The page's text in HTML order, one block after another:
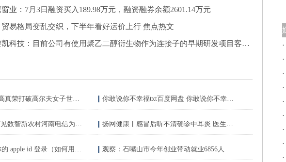
业：7月3日融资买入189.98万元，融资融券余额2601.14万元
易格局变乱交织，下半年看好运价上行 焦点热文
技：目前公司有使用聚乙二醇衍生物作为连接子的早期研发项目客户 产生收入较少
159周！韩国名将高真荣打破高尔夫女子世界排名第一累计时长纪录 你敢说你不幸福txt百度网盘 你敢说你不幸福 环球快资讯
观点：在这里“豫”见数智新农村河南电信为乡村振兴插上“数字翅膀” 扬网健康丨感冒后听不清确诊中耳炎 医生开出嚼口香糖处方
今日最新！使用你的 apple id 登录（如何用id登录icloud） 观察：石嘴山市今年创业带动就业6856人
·
·
·
·
·
·
·
·
·